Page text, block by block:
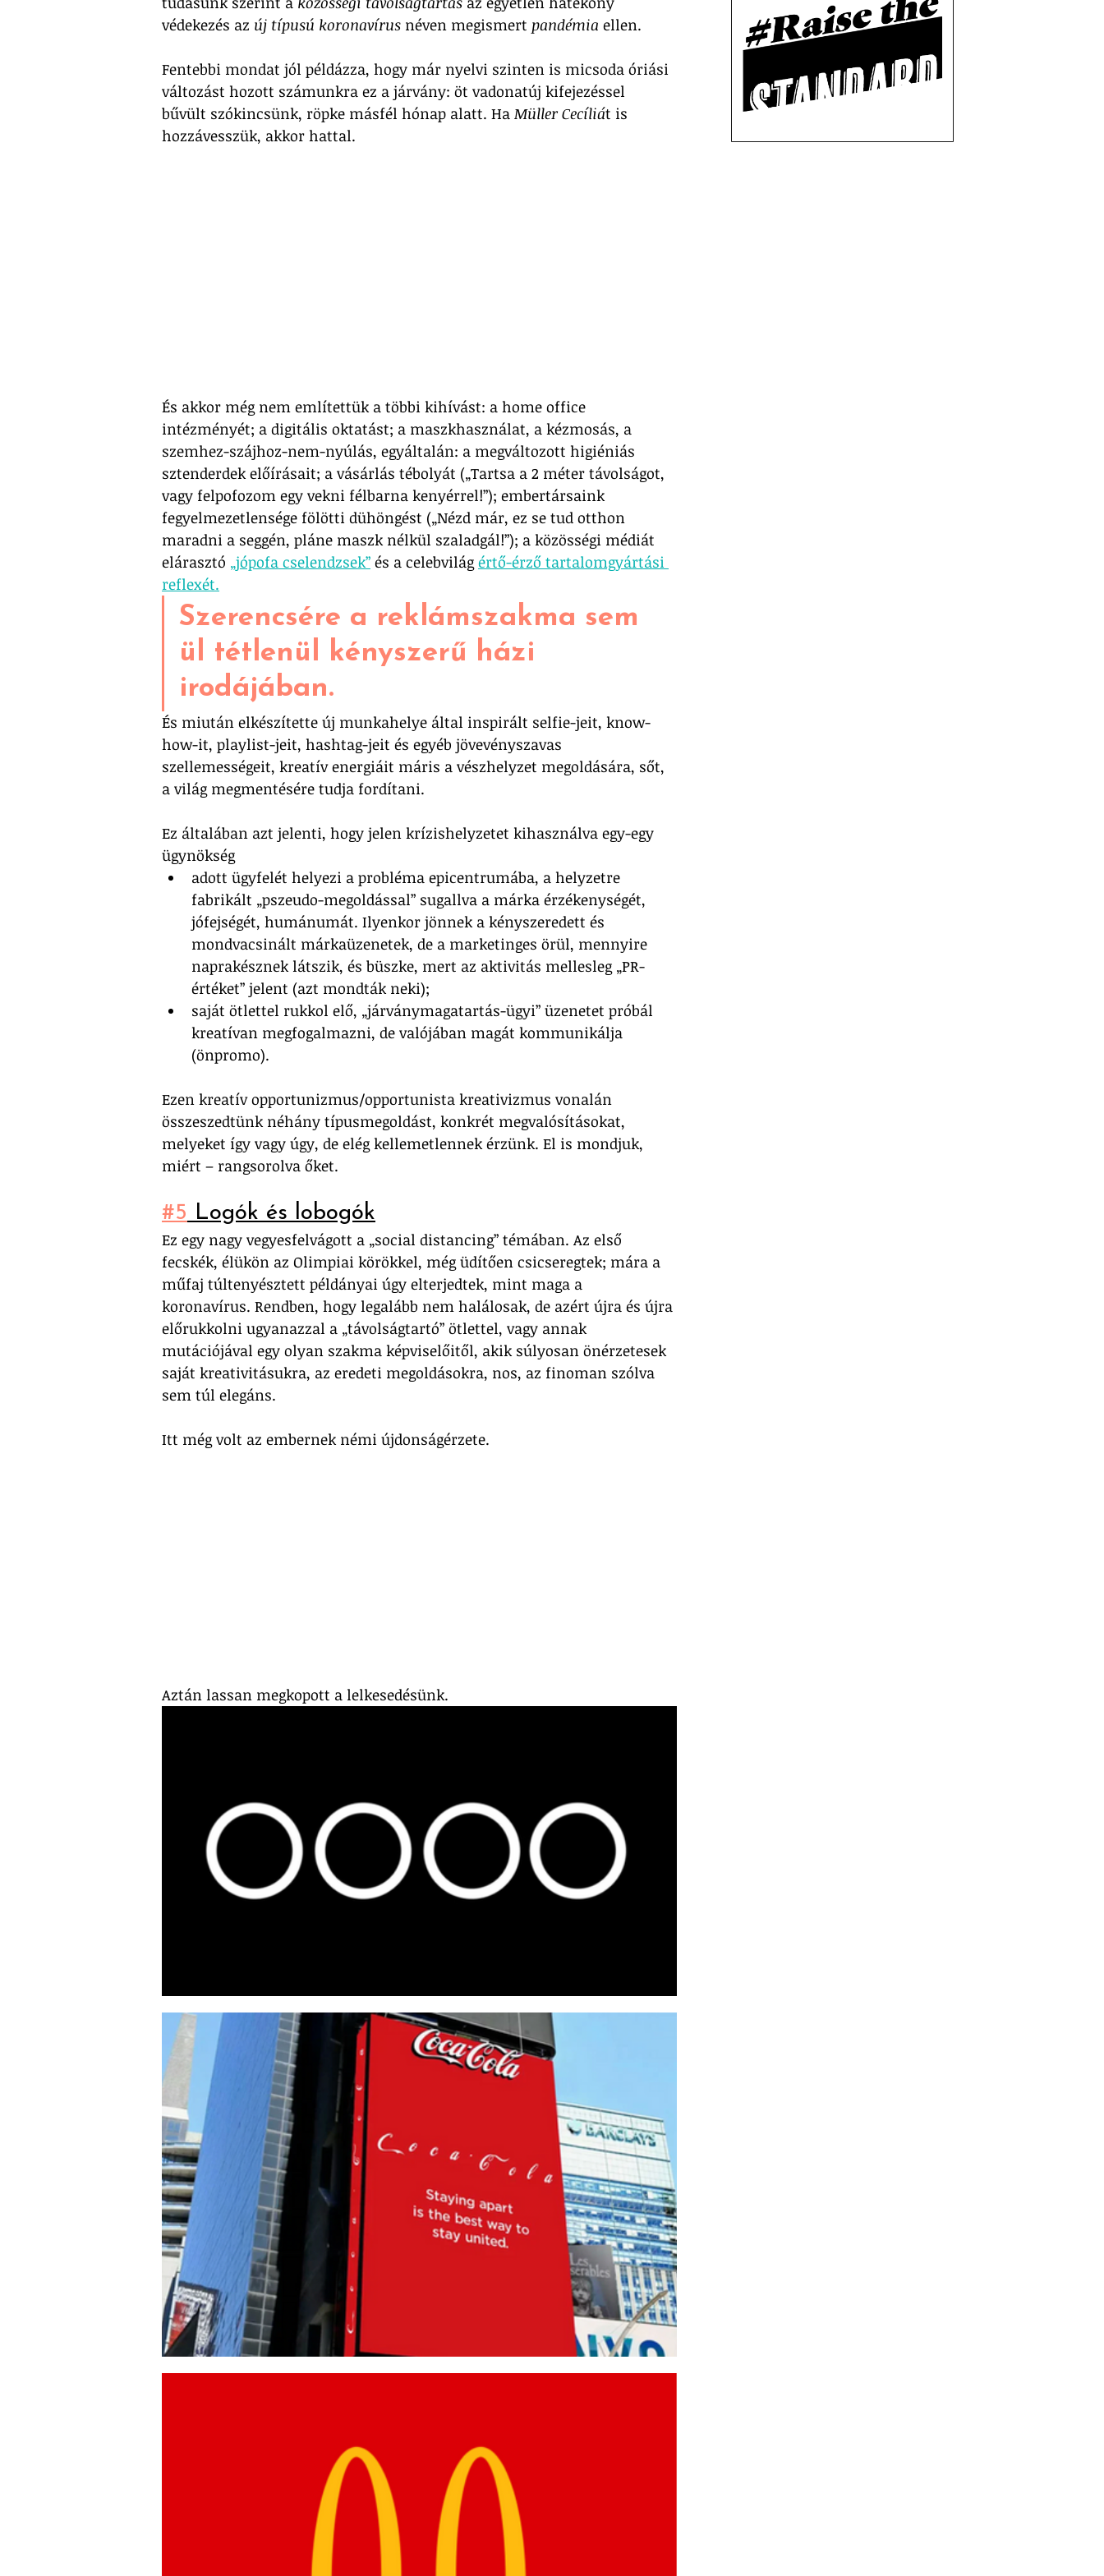
védekezés az új típusú koronavírus néven megismert pandémia ellen.
Fentebbi mondat jól példázza, hogy már nyelvi szinten is micsoda óriási
változást hozott számunkra ez a járvány: öt vadonatúj kifejezéssel
bűvült szókincsünk, röpke másfél hónap alatt. Ha Müller Cecíliát is
hozzávesszük, akkor hattal.
És akkor még nem említettük a többi kihívást: a home office
intézményét; a digitális oktatást; a maszkhasználat, a kézmosás, a
szemhez-szájhoz-nem-nyúlás, egyáltalán: a megváltozott higiéniás
sztenderdek előírásait; a vásárlás tébolyát („Tartsa a 2 méter távolságot,
vagy felpofozom egy vekni félbarna kenyérrel!”); embertársaink
fegyelmezetlensége fölötti dühöngést („Nézd már, ez se tud otthon
maradni a seggén, pláne maszk nélkül szaladgál!”); a közösségi médiát
elárasztó „jópofa cselendzsek” és a celebvilág értő-érző tartalomgyártási
reflexét.
Szerencsére a reklámszakma sem
ül tétlenül kényszerű házi
irodájában.
És miután elkészítette új munkahelye által inspirált selfie-jeit, know-
how-it, playlist-jeit, hashtag-jeit és egyéb jövevényszavas
szellemességeit, kreatív energiáit máris a vészhelyzet megoldására, sőt,
a világ megmentésére tudja fordítani.
Ez általában azt jelenti, hogy jelen krízishelyzetet kihasználva egy-egy
ügynökség
adott ügyfelét helyezi a probléma epicentrumába, a helyzetre
fabrikált „pszeudo-megoldással” sugallva a márka érzékenységét,
jófejségét, humánumát. Ilyenkor jönnek a kényszeredett és
mondvacsinált márkaüzenetek, de a marketinges örül, mennyire
naprakésznek látszik, és büszke, mert az aktivitás mellesleg „PR-
értéket” jelent (azt mondták neki);
saját ötlettel rukkol elő, „járványmagatartás-ügyi” üzenetet próbál
kreatívan megfogalmazni, de valójában magát kommunikálja
(önpromo).
Ezen kreatív opportunizmus/opportunista kreativizmus vonalán
összeszedtünk néhány típusmegoldást, konkrét megvalósításokat,
melyeket így vagy úgy, de elég kellemetlennek érzünk. El is mondjuk,
miért – rangsorolva őket.
#5 Logók és lobogók
Ez egy nagy vegyesfelvágott a „social distancing” témában. Az első
fecskék, élükön az Olimpiai körökkel, még üdítően csicseregtek; mára a
műfaj túltenyésztett példányai úgy elterjedtek, mint maga a
koronavírus. Rendben, hogy legalább nem halálosak, de azért újra és újra
előrukkolni ugyanazzal a „távolságtartó” ötlettel, vagy annak
mutációjával egy olyan szakma képviselőitől, akik súlyosan önérzetesek
saját kreativitásukra, az eredeti megoldásokra, nos, az finoman szólva
sem túl elegáns.
Itt még volt az embernek némi újdonságérzete.
Aztán lassan megkopott a lelkesedésünk.